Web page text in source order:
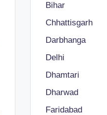
Bihar
Chhattisgarh
Darbhanga
Delhi
Dhamtari
Dharwad
Faridabad